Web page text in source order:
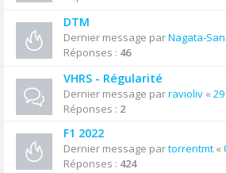
DTM
Dernier message parNagata-San
Réponses : 46
VHRS - Régularité
Dernier message parravioliv «
Réponses : 2
F1 2022
Dernier message partorrentmt «
Réponses : 424